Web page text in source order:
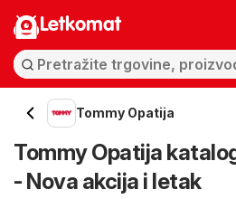
Letkomat
Tommy Opatija
Tommy Opatija
- Nova akcija i letak